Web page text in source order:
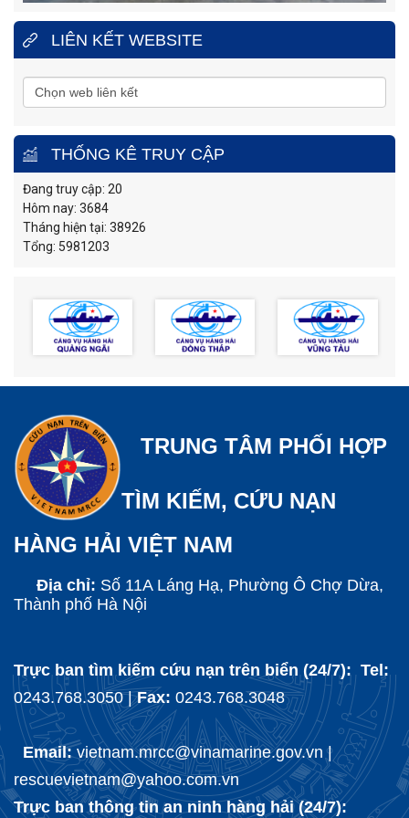
LIÊN KẾT WEBSITE
THỐNG KÊ TRUY CẬP
Đang truy cập: 20
Hôm nay: 3684
Tháng hiện tại: 38926
Tổng: 5981203
TRUNG TÂM PHỐI HỢP
TÌM KIẾM, CỨU NẠN
HÀNG HẢI VIỆT NAM
Địa chỉ: Số 11A Láng Hạ, Phường Ô Chợ Dừa,
Thành phố Hà Nội
Trực ban tìm kiếm cứu nạn trên biển (24/7): Tel:
0243.768.3050 |Fax: 0243.768.3048
Email:vietnam.mrcc@vinamarine.gov.vn |
rescuevietnam@yahoo.com.vn
Trực ban thông tin an ninh hàng hải (24/7):